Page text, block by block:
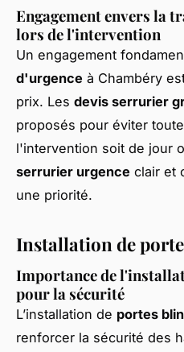
Engagement envers la
lors de l'intervention
Un engagement
d'urgence à Chambéry
prix. Les devis serrurier
proposés pour éviter
l'intervention soit de jour
serrurier urgence clair et
une priorité.
Installation de
Importance de
pour la sécurité
L’installation de portes
renforcer la sécurité des